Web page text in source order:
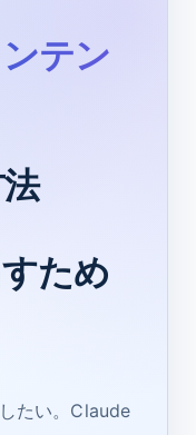
テン
ため
たい。Claude